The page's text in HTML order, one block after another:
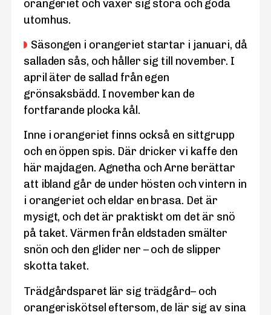
orangeriet och växer sig stora och goda
utomhus.
Säsongen i orangeriet startar i januari, då
salladen sås, och håller sig till november. I
april äter de sallad från egen
grönsaksbädd. I november kan de
fortfarande plocka kål.
Inne i orangeriet finns också en sittgrupp
och en öppen spis. Där dricker vi kaffe den
här majdagen. Agnetha och Arne berättar
att ibland går de under hösten och vintern in
i orangeriet och eldar en brasa. Det är
mysigt, och det är praktiskt om det är snö
på taket. Värmen från eldstaden smälter
snön och den glider ner – och de slipper
skotta taket.
Trädgårdsparet lär sig trädgård­– och
orangeriskötsel eftersom, de lär sig av sina